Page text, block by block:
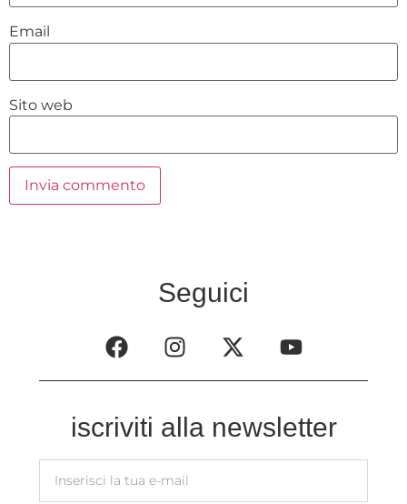
Email
Sito web
Seguici
iscriviti alla newsletter